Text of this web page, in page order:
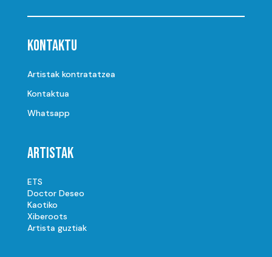
Kontaktu
Artistak kontratatzea
Kontaktua
Whatsapp
Artistak
ETS
Doctor Deseo
Kaotiko
Xiberoots
Artista guztiak